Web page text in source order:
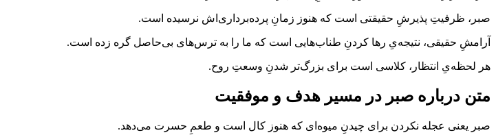
صبر، ظرفیتِ پذیرشِ حقیقتی است که هنوز زمانِ پرده‌برداری‌اش نرسیده است.
آرامشِ حقیقی، نتیجه‌یِ رها کردنِ طناب‌هایی است که ما را به ترس‌های بی‌حاصل گره زده است.
هر لحظه‌یِ انتظار، کلاسی است برای بزرگ‌تر شدنِ وسعتِ روح.
متن درباره صبر در مسیر هدف و موفقیت
صبر یعنی عجله نکردن برای چیدنِ میوه‌ای که هنوز کال است و طعمِ حسرت می‌دهد.